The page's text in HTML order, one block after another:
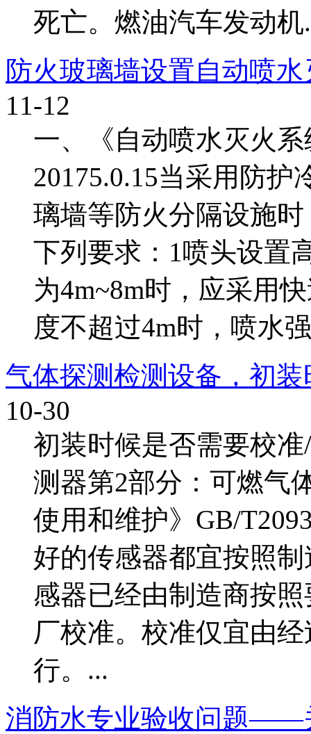
死亡。燃油汽车发动机
防火玻璃墙设置自动喷
11-12
一、《自动喷水灭火
20175.0.15当采用防
璃墙等防火分隔设施
下列要求：1喷头设置
为4m~8m时，应采用
度不超过4m时，喷水
气体探测检测设备，初
10-30
初装时候是否需要校
测器第2部分：可燃气
使用和维护》GB/
好的传感器都宜按照
感器已经由制造商按
厂校准。校准仅宜由
行。...
消防水专业验收问题——